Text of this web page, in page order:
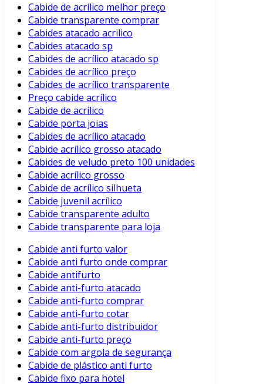
Cabide de acrílico melhor preço
Cabide transparente comprar
Cabides atacado acrilico
Cabides atacado sp
Cabides de acrílico atacado sp
Cabides de acrílico preço
Cabides de acrílico transparente
Preço cabide acrílico
Cabide de acrílico
Cabide porta joias
Cabides de acrílico atacado
Cabide acrílico grosso atacado
Cabides de veludo preto 100 unidades
Cabide acrílico grosso
Cabide de acrílico silhueta
Cabide juvenil acrílico
Cabide transparente adulto
Cabide transparente para loja
Cabide anti furto valor
Cabide anti furto onde comprar
Cabide antifurto
Cabide anti-furto atacado
Cabide anti-furto comprar
Cabide anti-furto cotar
Cabide anti-furto distribuidor
Cabide anti-furto preço
Cabide com argola de segurança
Cabide de plástico anti furto
Cabide fixo para hotel